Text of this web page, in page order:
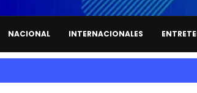
NACIONAL INTERNACIONALES